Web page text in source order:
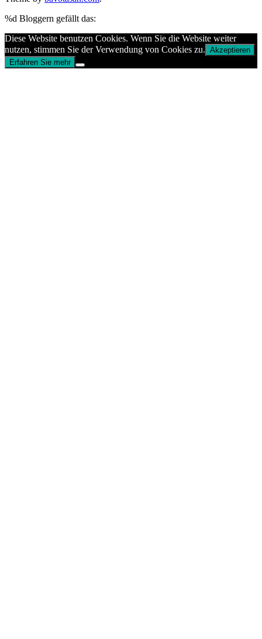
%d Bloggern gefällt das:
Diese Website benutzen Cookies. Wenn Sie die Website weiter
nutzen, stimmen Sie der Verwendung von Cookies zu. Akzeptieren
Erfahren Sie mehr